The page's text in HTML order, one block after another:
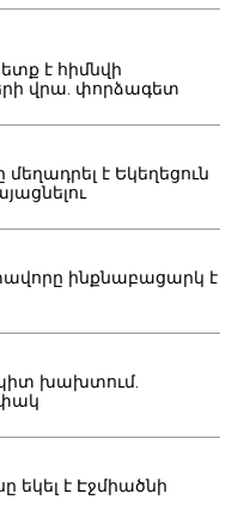
է հիմնվի
վրա. փորձագետ
մեղադրել է Եկեղեցուն
ինքնաբացարկ է
խախտում.
եկել է Էջմիածնի
կարգելվի
դիմել է